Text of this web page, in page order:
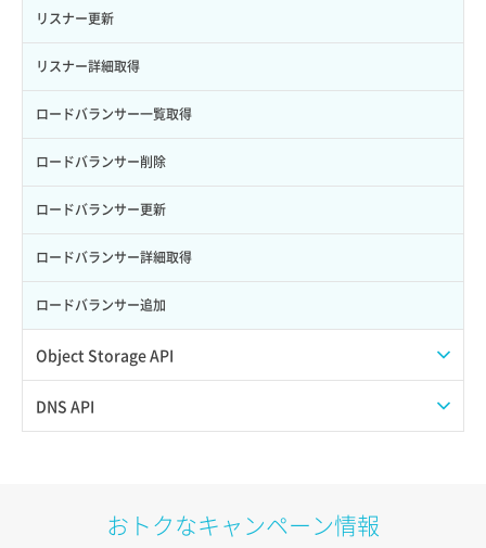
サーバー作成
サーバー再構築（OS再インストール）
サーバー利用状況グラフ（CPU）
サーバー利用状況グラフ（ディスクIO）
サーバー利用状況グラフ（トラフィック）
サーバー削除
サーバー操作（起動/停止/再起動/強制停止）
サーバー設定切替
ポートデタッチ
ポート一覧取得
ポート作成（ローカルネットワーク用）
ポート作成（追加IP用）
ポート削除
ポート更新
ポート詳細取得
リスナー更新
リスナー詳細取得
ロードバランサー一覧取得
ロードバランサー削除
ロードバランサー更新
ロードバランサー詳細取得
ロードバランサー追加
Object Storage API
Web公開
DNS API
おトクなキャンペーン情報